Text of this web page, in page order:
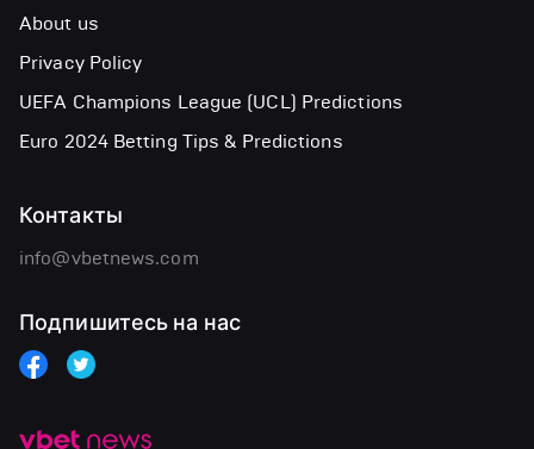
About us
Privacy Policy
UEFA Champions League (UCL) Predictions
Euro 2024 Betting Tips & Predictions
Контакты
info@vbetnews.com
Подпишитесь на нас